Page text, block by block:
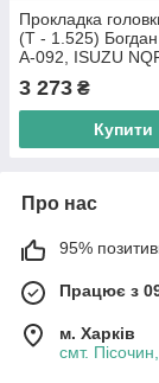
Прокладка
(T - 1.525) Богдан
А-092, ISUZU
Motors
3 273 ₴
Купити
Про нас
95%
Працює з
м. Харків
смт.